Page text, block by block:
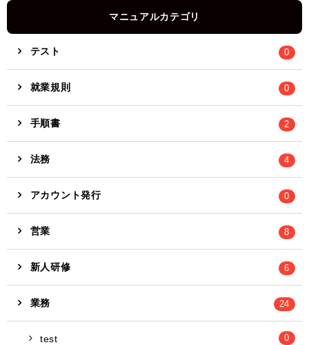
マニュアルカテゴリ
テスト 0
就業規則 0
手順書 2
法務 4
アカウント発行 0
営業 8
新人研修 6
業務 24
test 0